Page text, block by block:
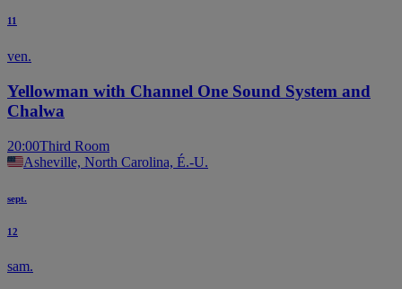
11
ven.
Yellowman with Channel One Sound System and
Chalwa
20:00Third Room
Asheville, North Carolina, É.-U.
sept.
12
sam.